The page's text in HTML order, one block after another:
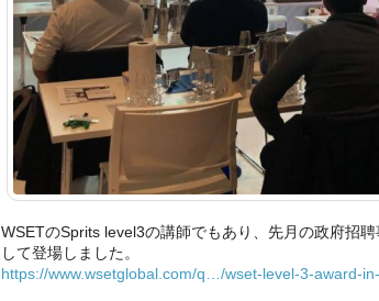
WSETのSprits level3の講師でもあり、先月の政府招
して登場しました。
https://www.wsetglobal.com/q…/wset-level-3-award-